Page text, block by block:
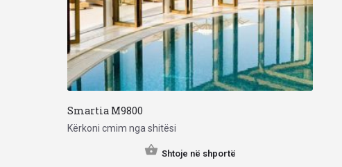
Smartia Μ9800
Kërkoni cmim nga shitësi
Shtoje në shportë